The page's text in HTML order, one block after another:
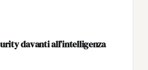
davanti all’intelligenza